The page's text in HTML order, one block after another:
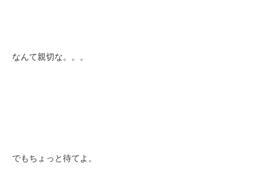
なんて親切な。。。
でもちょっと待てよ。